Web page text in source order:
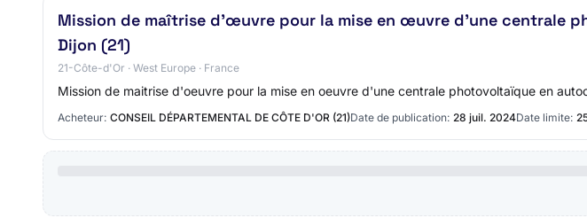
Mission de maîtrise d’œuvre pour la mise en œuvre d’une centrale
Dijon (21)
21-Côte-d'Or · West Europe · France
Mission de maitrise d'oeuvre pour la mise en oeuvre d'une centrale photovoltaïque en
Acheteur: CONSEIL DÉPARTEMENTAL DE CÔTE D'OR (21)Date de publication: 28 juil. 2024Date limite: